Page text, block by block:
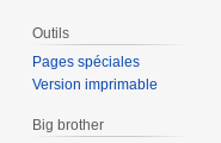
Outils
Pages spéciales
Version imprimable
Big brother